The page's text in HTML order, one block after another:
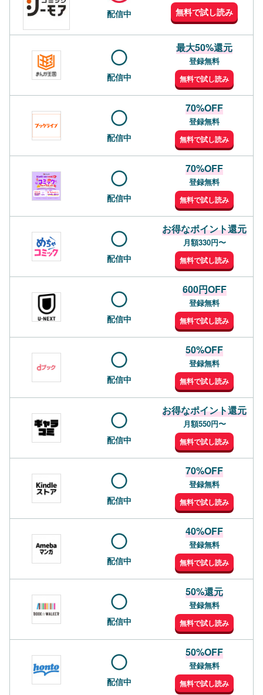
配信中
無料で試し読み
配信中
最大50%還元
登録無料
無料で試し読み
配信中
70%OFF
登録無料
無料で試し読み
配信中
70%OFF
登録無料
無料で試し読み
配信中
お得なポイント還元
月額330円〜
無料で試し読み
配信中
600円OFF
登録無料
無料で試し読み
配信中
50%OFF
登録無料
無料で試し読み
配信中
お得なポイント還元
月額550円〜
無料で試し読み
配信中
70%OFF
登録無料
無料で試し読み
配信中
40%OFF
登録無料
無料で試し読み
配信中
50%還元
登録無料
無料で試し読み
配信中
50%OFF
登録無料
無料で試し読み